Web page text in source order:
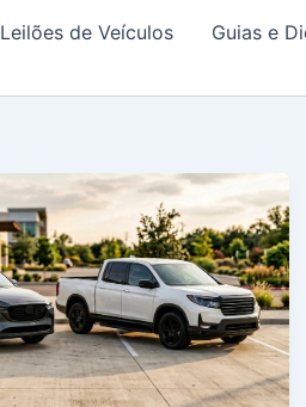
Leilões de Veículos Guias e